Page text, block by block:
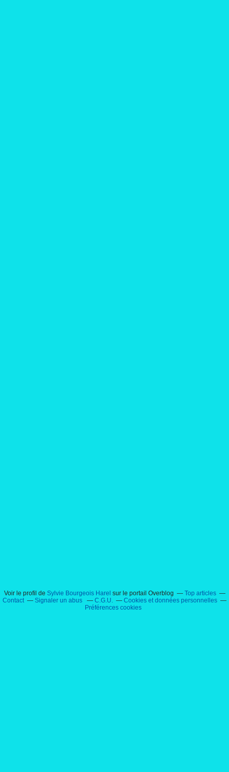
Voir le profil de Sylvie Bourgeois Harel sur le portail Overblog
Top articles
Contact
Signaler un abus C.G.U.
Cookies et données personnelles
Préférences cookies